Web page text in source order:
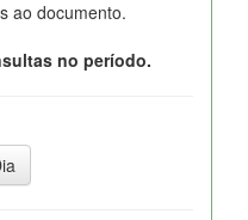
ao documento.
no período.